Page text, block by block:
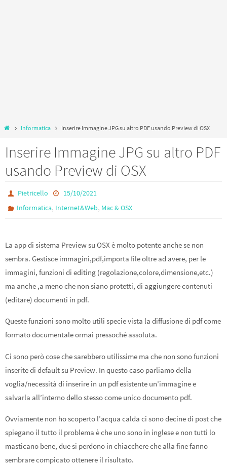
HomeInformatica Inserire Immagine JPG su altro PDF usando Preview di OSX
Inserire Immagine JPG su altro PDF
usando Preview di OSX
Pietricello
15/10/2021
Informatica, Internet&Web, Mac & OSX
La app di sistema Preview su OSX è molto potente anche se non
sembra. Gestisce immagini,pdf,importa file oltre ad avere, per le
immagini, funzioni di editing (regolazione,colore,dimensione,etc.)
ma anche ,a meno che non siano protetti, di aggiungere contenuti
(editare) documenti in pdf.
Queste funzioni sono molto utili specie vista la diffusione di pdf come
formato documentale ormai pressochè assoluta.
Ci sono però cose che sarebbero utilissime ma che non sono funzioni
inserite di default su Preview. In questo caso parliamo della
voglia/necessità di inserire in un pdf esistente un’immagine e
salvarla all’interno dello stesso come unico documento pdf.
Ovviamente non ho scoperto l’acqua calda ci sono decine di post che
spiegano il tutto il problema è che uno sono in inglese e non tutti lo
masticano bene, due si perdono in chiacchere che alla fine fanno
sembrare compicato ottenere il risultato.